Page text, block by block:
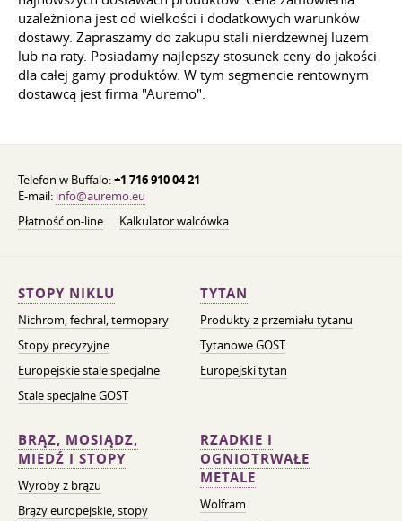
uzależniona jest od wielkości i dodatkowych warunków
dostawy. Zapraszamy do zakupu stali nierdzewnej luzem
lub na raty. Posiadamy najlepszy stosunek ceny do jakości
dla całej gamy produktów. W tym segmencie rentownym
dostawcą jest firma "Auremo".
Telefon w Buffalo:+1 716 910 04 21
E-mail: info@auremo.eu
Płatność on-line
Kalkulator walcówka
STOPY NIKLU
Nichrom, fechral, termopary
Stopy precyzyjne
Europejskie stale specjalne
Stale specjalne GOST
TYTAN
Produkty z przemiału tytanu
Tytanowe GOST
Europejski tytan
BRĄZ, MOSIĄDZ,
MIEDŹ I STOPY
Wyroby z brązu
Brązy europejskie, stopy
RZADKIE I
OGNIOTRWAŁE
METALE
Wolfram